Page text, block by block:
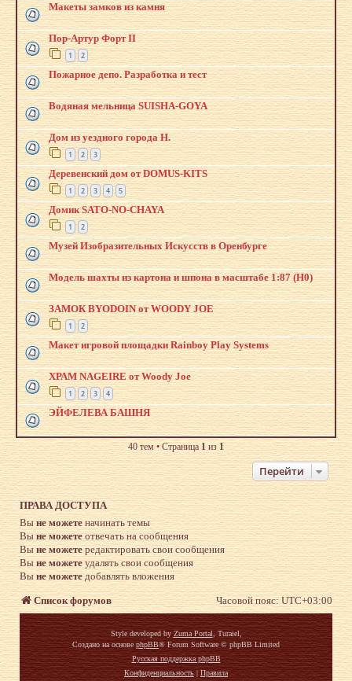
Макеты замков из камня
Пор-Артур Форт II
1 2
Пожарное депо. Разработка и тест
Водяная мельница SUISHA-GOYA
Дом из уездного города Н.
1 2 3
Деревенский дом от DOMUS-KITS
1 2 3 4 5
Домик SATO-NO-CHAYA
1 2
Музей Изобразительных Искусств в Оренбурге
Модель шахты из картона и шпона в масштабе 1:87 (H0)
ЗАМОК BYODOIN от WOODY JOE
1 2
Макет игровой площадки Rainboy Play Systems
ХРАМ NAGEIRE от Woody Joe
1 2 3 4
ЭЙФЕЛЕВА БАШНЯ
40 тем • Страница1из1
Перейти
ПРАВА ДОСТУПА
Выне можетеначинать темы
Выне можетеотвечать на сообщения
Вы не можетередактировать свои сообщения
Выне можетеудалять свои сообщения
Выне можетедобавлять вложения
Список форумов Часовой пояс:UTC+03:00
Style developed byZuma Portal, Turaiel,
Создано на основеphpBB® Forum Software © phpBB Limited
Русская поддержка phpBB
Конфиденциальность| Правила